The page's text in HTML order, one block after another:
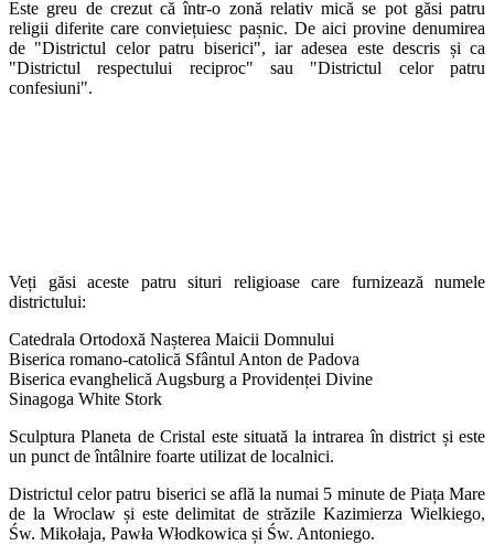
Este greu de crezut că într-o zonă relativ mică se pot găsi patru
religii diferite care conviețuiesc pașnic. De aici provine denumirea
de "Districtul celor patru biserici", iar adesea este descris și ca
"Districtul respectului reciproc" sau "Districtul celor patru
confesiuni".
Veți găsi aceste patru situri religioase care furnizează numele
districtului:
Catedrala Ortodoxă Nașterea Maicii Domnului
Biserica romano-catolică Sfântul Anton de Padova
Biserica evanghelică Augsburg a Providenței Divine
Sinagoga White Stork
Sculptura Planeta de Cristal este situată la intrarea în district și este
un punct de întâlnire foarte utilizat de localnici.
Districtul celor patru biserici se află la numai 5 minute de Piața Mare
de la Wroclaw și este delimitat de străzile Kazimierza Wielkiego,
Św. Mikołaja, Pawła Włodkowica și Św. Antoniego.